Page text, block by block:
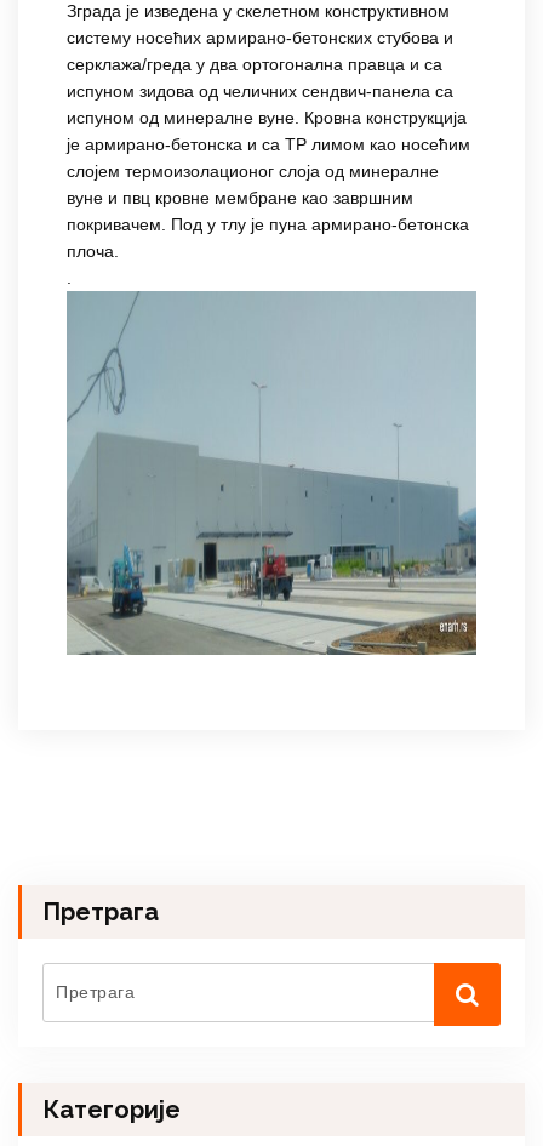
Зграда је изведена у скелетном конструктивном
систему носећих армирано-бетонских стубова и
серклажа/греда у два ортогонална правца и са
испуном зидова од челичних сендвич-панела са
испуном од минералне вуне. Кровна конструкција
је армирано-бетонска и са ТР лимом као носећим
слојем термоизолационог слоја од минералне
вуне и пвц кровне мембране као завршним
покривачем. Под у тлу је пуна армирано-бетонска
плоча.
.
Претрага
Категорије